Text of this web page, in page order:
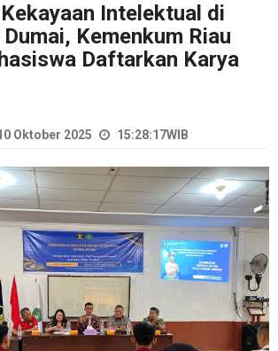
Intelektual di
Kemenkum Riau
Daftarkan Karya
Oktober 2025 15:28:17WIB